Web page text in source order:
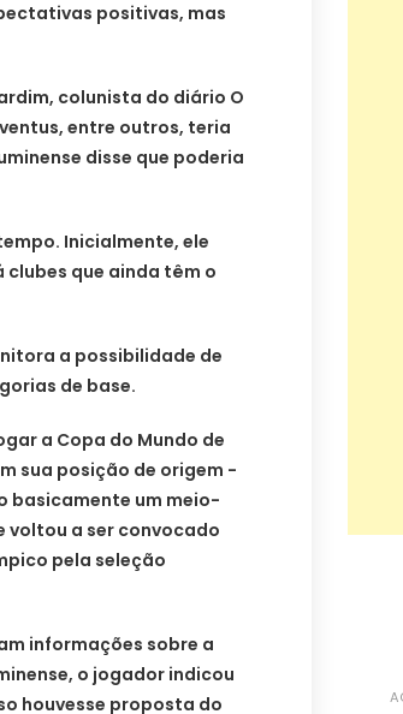
positivas, mas
colunista do diário O
entre outros, teria
disse que poderia
Inicialmente, ele
clubes que ainda têm o
a possibilidade de
de base.
a Copa do Mundo de
sua posição de origem -
basicamente um meio-
voltou a ser convocado
pela seleção
informações sobre a
o jogador indicou
houvesse proposta do